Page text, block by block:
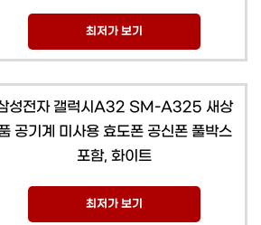
최저가 보기
성전자 갤럭시A32 SM-A325 새상
공기계 미사용 효도폰 공신폰 풀박스
포함, 화이트
최저가 보기